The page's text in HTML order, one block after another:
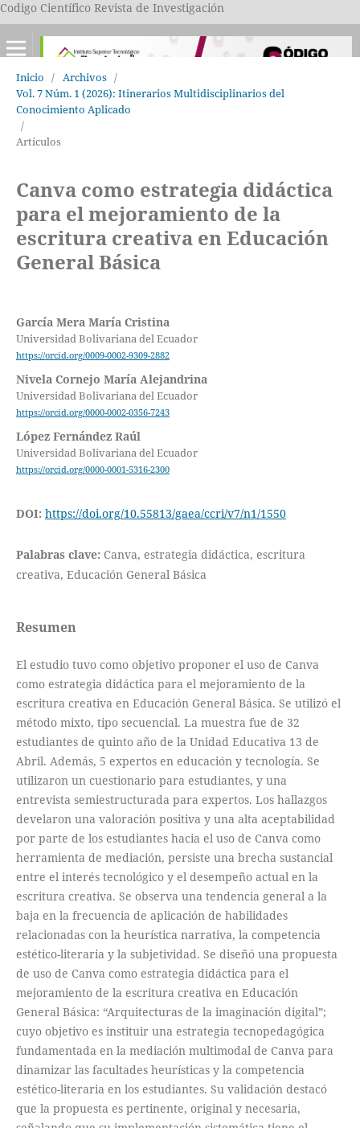
Codigo Científico Revista de Investigación
Inicio / Archivos /
Vol. 7 Núm. 1 (2026): Itinerarios Multidisciplinarios del
Conocimiento Aplicado
/
Artículos
Canva como estrategia didáctica
para el mejoramiento de la
escritura creativa en Educación
General Básica
García Mera María Cristina
Universidad Bolivariana del Ecuador
https://orcid.org/0009-0002-9309-2882
Nivela Cornejo María Alejandrina
Universidad Bolivariana del Ecuador
https://orcid.org/0000-0002-0356-7243
López Fernández Raúl
Universidad Bolivariana del Ecuador
https://orcid.org/0000-0001-5316-2300
DOI: https://doi.org/10.55813/gaea/ccri/v7/n1/1550
Palabras clave: Canva, estrategia didáctica, escritura
creativa, Educación General Básica
Resumen
El estudio tuvo como objetivo proponer el uso de Canva
como estrategia didáctica para el mejoramiento de la
escritura creativa en Educación General Básica. Se utilizó el
método mixto, tipo secuencial. La muestra fue de 32
estudiantes de quinto año de la Unidad Educativa 13 de
Abril. Además, 5 expertos en educación y tecnología. Se
utilizaron un cuestionario para estudiantes, y una
entrevista semiestructurada para expertos. Los hallazgos
develaron una valoración positiva y una alta aceptabilidad
por parte de los estudiantes hacia el uso de Canva como
herramienta de mediación, persiste una brecha sustancial
entre el interés tecnológico y el desempeño actual en la
escritura creativa. Se observa una tendencia general a la
baja en la frecuencia de aplicación de habilidades
relacionadas con la heurística narrativa, la competencia
estético-literaria y la subjetividad. Se diseñó una propuesta
de uso de Canva como estrategia didáctica para el
mejoramiento de la escritura creativa en Educación
General Básica: “Arquitecturas de la imaginación digital”;
cuyo objetivo es instituir una estrategia tecnopedagógica
fundamentada en la mediación multimodal de Canva para
dinamizar las facultades heurísticas y la competencia
estético-literaria en los estudiantes. Su validación destacó
que la propuesta es pertinente, original y necesaria,